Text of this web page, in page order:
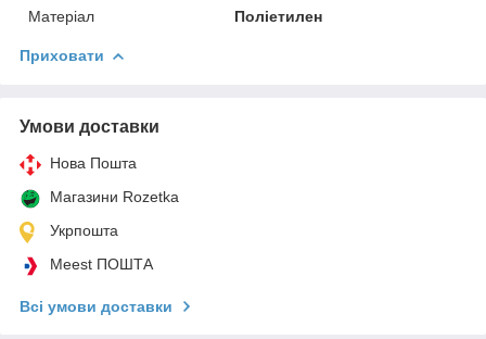
Матеріал Поліетилен
Приховати
Умови доставки
Нова Пошта
Магазини Rozetka
Укрпошта
Meest ПОШТА
Всі умови доставки